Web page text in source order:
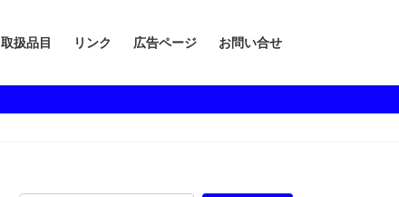
取扱品目 リンク 広告ページ お問い合せ